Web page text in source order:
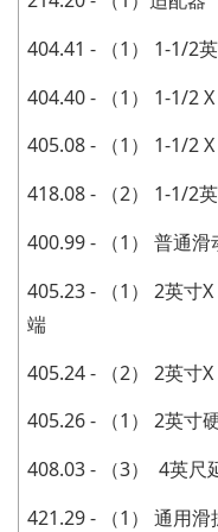
404.41 - （1） 1-1/2
404.40 - （1） 1-1/2
405.08 - （1） 1-1/2
418.08 - （2） 1-1/2
400.99 - （1） 普通滑
405.23 - （1） 2英寸
端
405.24 - （2） 2英寸
405.26 - （1） 2英寸
408.03 - （3） 4英尺
421.29 - （1） 通用滑